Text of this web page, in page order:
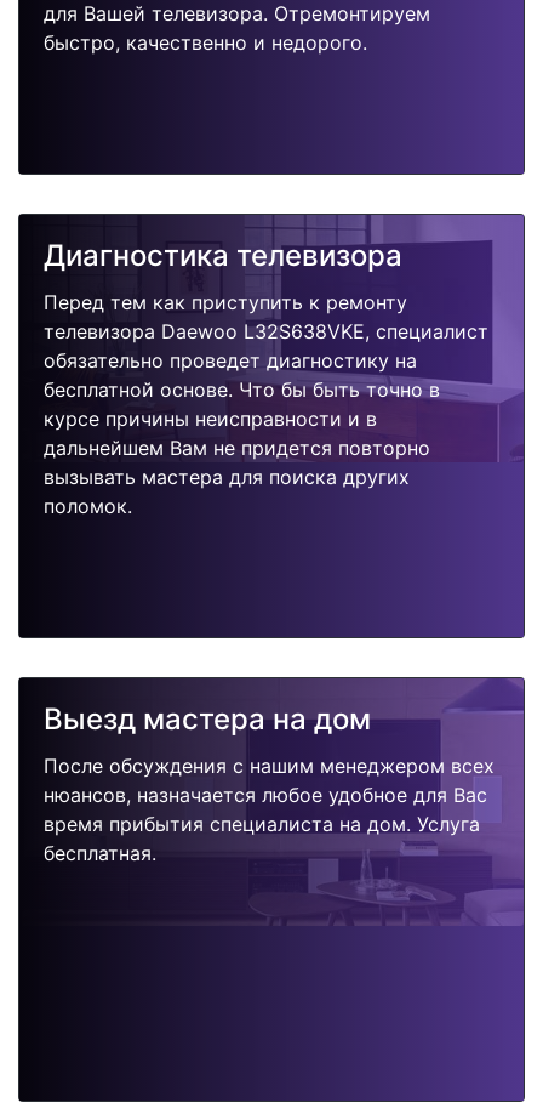
для Вашей телевизора. Отремонтируем
быстро, качественно и недорого.
Диагностика телевизора
Перед тем как приступить к ремонту
телевизора Daewoo L32S638VKE, специалист
обязательно проведет диагностику на
бесплатной основе. Что бы быть точно в
курсе причины неисправности и в
дальнейшем Вам не придется повторно
вызывать мастера для поиска других
поломок.
Выезд мастера на дом
После обсуждения с нашим менеджером всех
нюансов, назначается любое удобное для Вас
время прибытия специалиста на дом. Услуга
бесплатная.